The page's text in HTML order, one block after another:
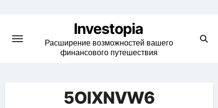
content
Investopia
Расширение возможностей вашего
финансового путешествия
5OIXNVW6